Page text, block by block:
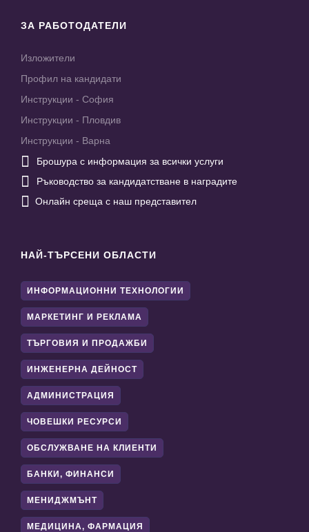
ЗА РАБОТОДАТЕЛИ
Изложители
Профил на кандидати
Инструкции - София
Инструкции - Пловдив
Инструкции - Варна
 Брошура с информация за всички услуги
 Ръководство за кандидатстване в наградите
 Онлайн среща с наш представител
НАЙ-ТЪРСЕНИ ОБЛАСТИ
ИНФОРМАЦИОННИ ТЕХНОЛОГИИ
МАРКЕТИНГ И РЕКЛАМА
ТЪРГОВИЯ И ПРОДАЖБИ
ИНЖЕНЕРНА ДЕЙНОСТ
АДМИНИСТРАЦИЯ
ЧОВЕШКИ РЕСУРСИ
ОБСЛУЖВАНЕ НА КЛИЕНТИ
БАНКИ, ФИНАНСИ
МЕНИДЖМЪНТ
МЕДИЦИНА, ФАРМАЦИЯ